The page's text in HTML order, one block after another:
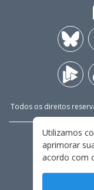
Todos os direitos
Utilizamos
aprimorar
acordo com